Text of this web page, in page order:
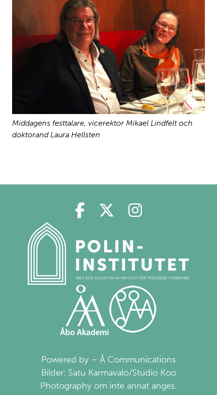
Middagens festtalare, vicerektor Mikael Lindfelt och
doktorand Laura Hellsten
Powered by – Å Communications
Bilder: Satu Karmavalo/Studio Koo
Photography om inte annat anges.